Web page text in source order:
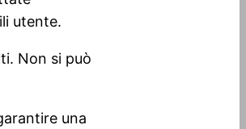
utente.
Non si può
una